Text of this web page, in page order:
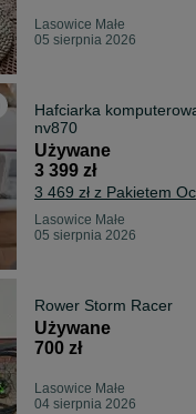
Lasowice Małe
05 sierpnia 2026
Hafciarka
nv870
Używane
3 399 zł
3 469 zł z Pakietem
Lasowice Małe
05 sierpnia 2026
Rower Storm Racer
Używane
700 zł
Lasowice Małe
04 sierpnia 2026